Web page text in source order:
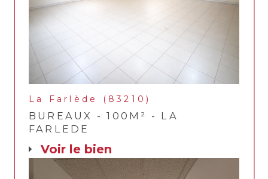
La Farlède (83210)
BUREAUX - 100M² - LA
FARLEDE
voir le bien